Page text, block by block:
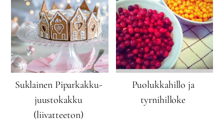
Suklainen Piparkakku-
juustokakku
(liivatteeton)
Puolukkahillo ja
tyrnihilloke